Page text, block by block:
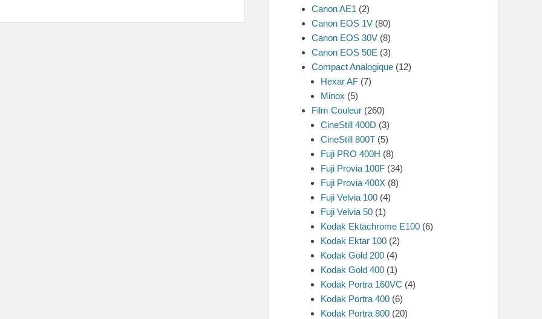
Canon AE1 (2)
Canon EOS 1V (80)
Canon EOS 30V (8)
Canon EOS 50E (3)
Compact Analogique (12)
Hexar AF (7)
Minox (5)
Film Couleur (260)
CineStill 400D (3)
CineStill 800T (5)
Fuji PRO 400H (8)
Fuji Provia 100F (34)
Fuji Provia 400X (8)
Fuji Velvia 100 (4)
Fuji Velvia 50 (1)
Kodak Ektachrome E100 (6)
Kodak Ektar 100 (2)
Kodak Gold 200 (4)
Kodak Gold 400 (1)
Kodak Portra 160VC (4)
Kodak Portra 400 (6)
Kodak Portra 800 (20)